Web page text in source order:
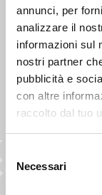
annunci, per
analizzare il
informazioni sul
nostri partner
pubblicità e
con altre
raccolto dal tuo
delNecessari